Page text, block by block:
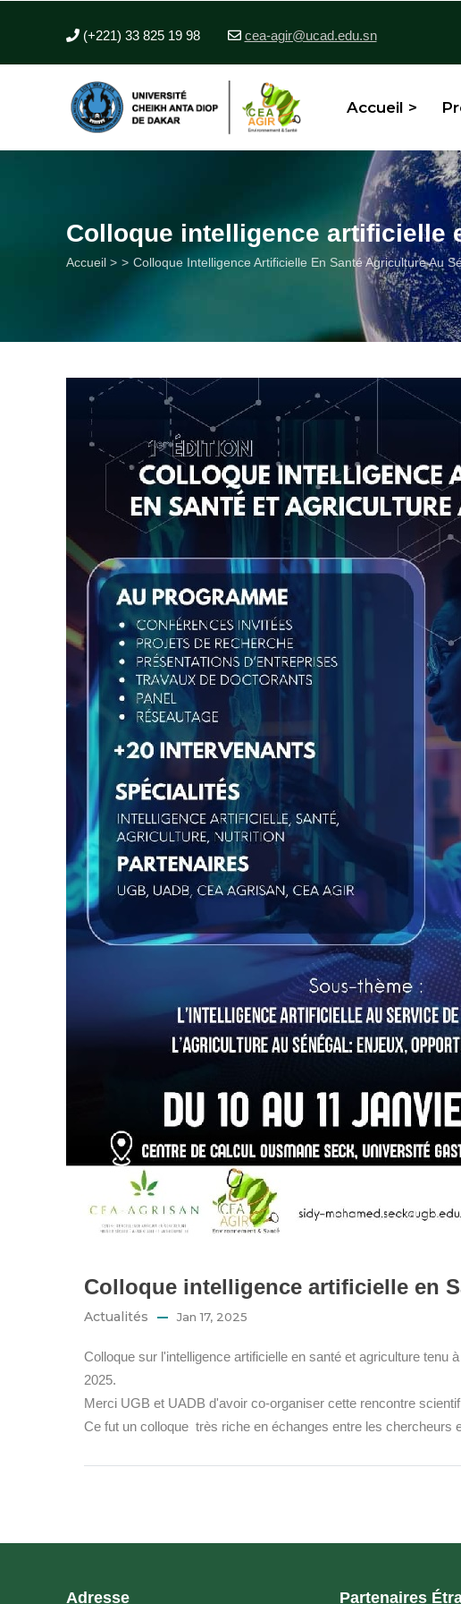
(+221) 33 825 19 98 cea-agir@ucad.edu.sn
Accueil >
Colloque intelligence artificielle
Fil
Accueil > Colloque Intelligence Artificielle En Santé Agriculture Au
Colloque intelligence artificielle en
Actualités Jan 17, 2025
Colloque sur l'intelligence artificielle en santé et agriculture tenu
2025.
Merci UGB et UADB d'avoir co-organiser cette rencontre
Ce fut un colloque très riche en échanges entre les chercheurs
Adresse Partenaires